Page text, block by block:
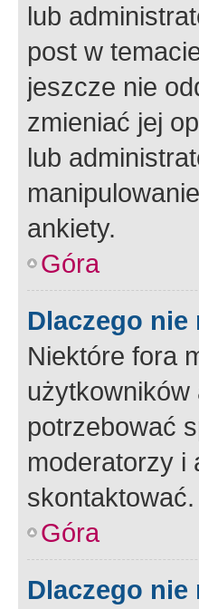
lub
post w
jeszcze nie
zmieniać jej
lub
ankiety.
Góra
Dlaczego
Niektóre fora
potrzebować
moderatorzy i
skontaktować.
Góra
Dlaczego nie